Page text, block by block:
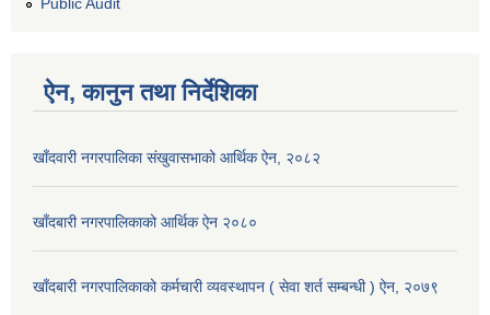
ऐन, कानुन तथा निर्देशिका
खाँदवारी नगरपालिका संखुवासभाको आर्थिक ऐन, २०८२
खाँदबारी नगरपालिकाको आर्थिक ऐन २०८०
खाँदबारी नगरपालिकाको कर्मचारी व्यवस्थापन ( सेवा शर्त सम्बन्धी ) ऐन, २०७९